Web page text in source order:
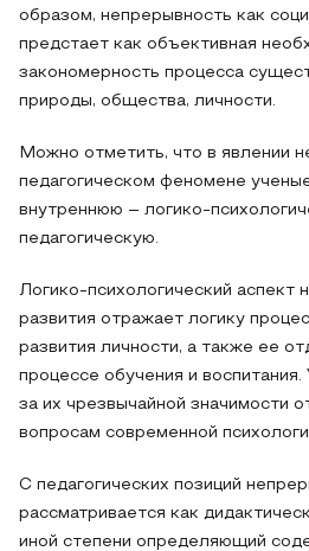
образом, непрерывность как
предстает как объективная
закономерность процесса
природы, общества, личности.
Можно отметить, что в явлении
педагогическом феномене
внутреннюю – логико-
педагогическую.
Логико-психологический аспект
развития отражает логику
развития личности, а также ее
процессе обучения и
за их чрезвычайной значимости
вопросам современной
С педагогических позиций
рассматривается как
иной степени определяющий